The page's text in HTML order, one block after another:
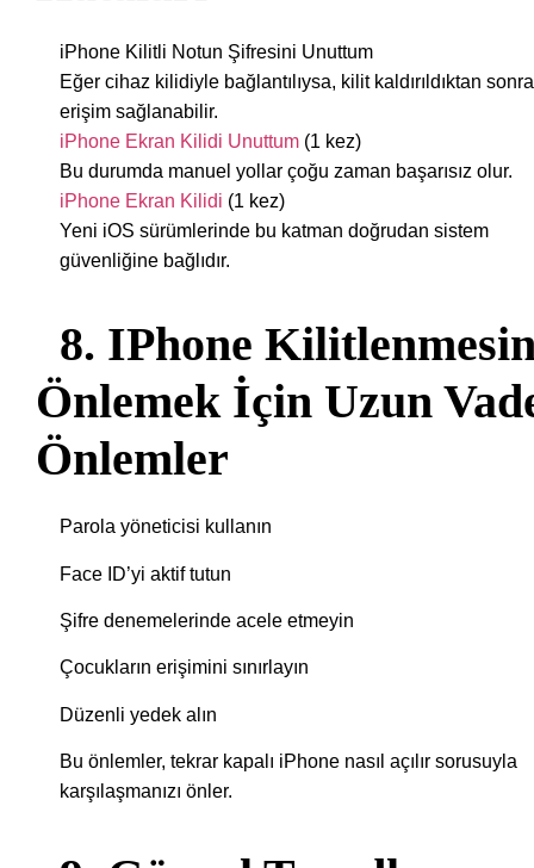
iPhone Kilitli Notun Şifresini Unuttum
Eğer cihaz kilidiyle bağlantılıysa, kilit kaldırıldıktan sonra
erişim sağlanabilir.
iPhone Ekran Kilidi Unuttum (1 kez)
Bu durumda manuel yollar çoğu zaman başarısız olur.
iPhone Ekran Kilidi (1 kez)
Yeni iOS sürümlerinde bu katman doğrudan sistem
güvenliğine bağlıdır.
8. IPhone
Önlemek İçin Uzun
Önlemler
Parola yöneticisi kullanın
Face ID’yi aktif tutun
Şifre denemelerinde acele etmeyin
Çocukların erişimini sınırlayın
Düzenli yedek alın
Bu önlemler, tekrar kapalı iPhone nasıl açılır sorusuyla
karşılaşmanızı önler.